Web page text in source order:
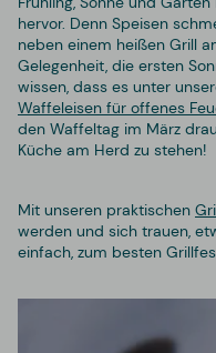
hervor. Denn Speisen
neben einem heißen Grill
Gelegenheit, die ersten
wissen, dass es unter
Waffeleisen für offenes
den Waffeltag im März
Küche am Herd zu stehen!
Mit unseren praktischen
werden und sich trauen,
einfach, zum besten